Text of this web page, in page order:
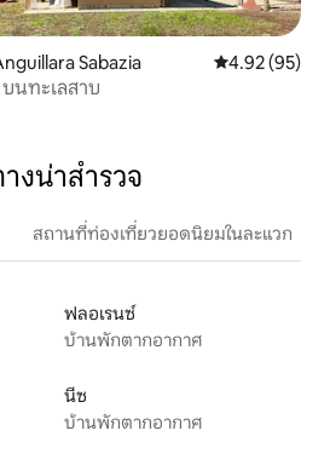
Sabazia คะแนนเฉลี่ย
4.92 (95)
นทะเลสาบ
งน่าสำรวจ
สถานที่ท่องเที่ยวยอดนิยมในละแวก
ฟลอเรนซ์
บ้านพักตากอากาศ
นีซ
บ้านพักตากอากาศ